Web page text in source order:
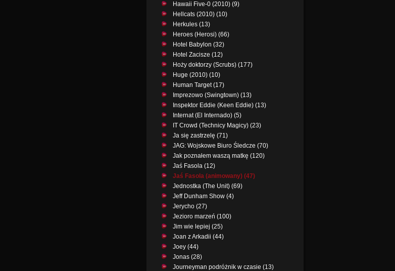
Hawaii Five-0 (2010) (9)
Hellcats (2010) (10)
Herkules (13)
Heroes (Herosi) (66)
Hotel Babylon (32)
Hotel Zacisze (12)
Hoży doktorzy (Scrubs) (177)
Huge (2010) (10)
Human Target (17)
Imprezowo (Swingtown) (13)
Inspektor Eddie (Keen Eddie) (13)
Internat (El Internado) (5)
IT Crowd (Technicy Magicy) (23)
Ja się zastrzelę (71)
JAG: Wojskowe Biuro Śledcze (70)
Jak poznałem waszą matkę (120)
Jaś Fasola (12)
Jaś Fasola (animowany) (47)
Jednostka (The Unit) (69)
Jeff Dunham Show (4)
Jerycho (27)
Jezioro marzeń (100)
Jim wie lepiej (25)
Joan z Arkadii (44)
Joey (44)
Jonas (28)
Journeyman podróżnik w czasie (13)